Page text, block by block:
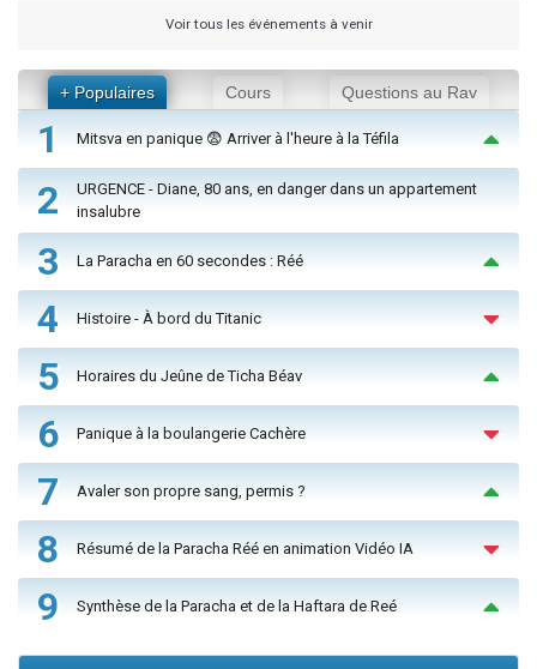
Voir tous les événements à venir
+ Populaires Cours Questions au Rav
1 Mitsva en panique 😨 Arriver à l'heure à la Téfila
2
URGENCE - Diane, 80 ans, en danger dans un appartement
insalubre
3 La Paracha en 60 secondes : Réé
4 Histoire - À bord du Titanic
5 Horaires du Jeûne de Ticha Béav
6 Panique à la boulangerie Cachère
7 Avaler son propre sang, permis ?
8 Résumé de la Paracha Réé en animation Vidéo IA
9 Synthèse de la Paracha et de la Haftara de Reé